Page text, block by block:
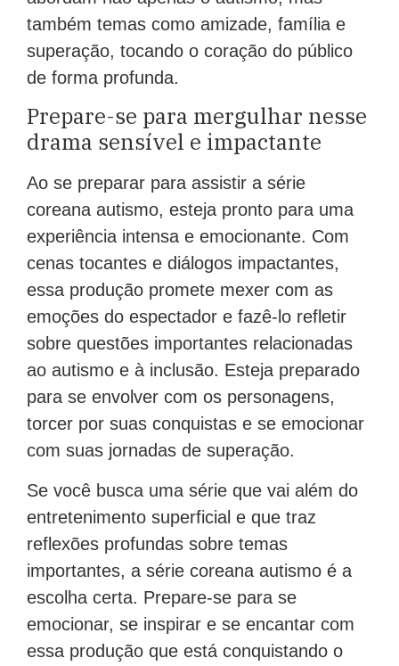
também temas como amizade, família e
superação, tocando o coração do público
de forma profunda.
Prepare-se para mergulhar nesse
drama sensível e impactante
Ao se preparar para assistir a série
coreana autismo, esteja pronto para uma
experiência intensa e emocionante. Com
cenas tocantes e diálogos impactantes,
essa produção promete mexer com as
emoções do espectador e fazê-lo refletir
sobre questões importantes relacionadas
ao autismo e à inclusão. Esteja preparado
para se envolver com os personagens,
torcer por suas conquistas e se emocionar
com suas jornadas de superação.
Se você busca uma série que vai além do
entretenimento superficial e que traz
reflexões profundas sobre temas
importantes, a série coreana autismo é a
escolha certa. Prepare-se para se
emocionar, se inspirar e se encantar com
essa produção que está conquistando o